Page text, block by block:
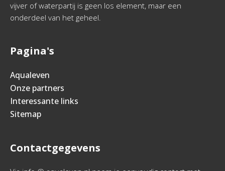
vijver of waterpartij is geen los element, maar een
onderdeel van het geheel.
Pagina's
Aqualeven
Onze partners
Interessante links
Sitemap
Contactgegevens